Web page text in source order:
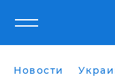
Новости